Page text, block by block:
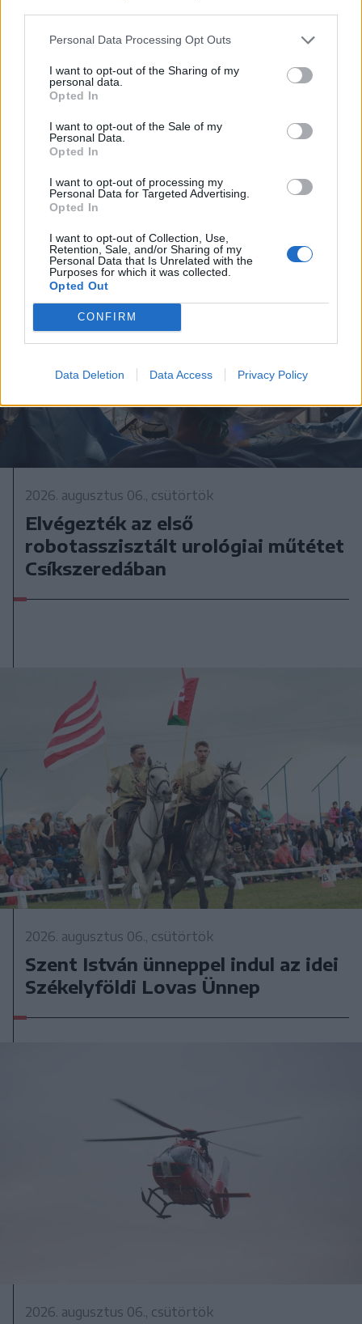
Personal Data Processing Opt Outs
I want to opt-out of the Sharing of my
personal data.
Opted In
I want to opt-out of the Sale of my
Personal Data.
Opted In
I want to opt-out of processing my
Personal Data for Targeted Advertising.
Opted In
I want to opt-out of Collection, Use,
Retention, Sale, and/or Sharing of my
Personal Data that Is Unrelated with the
Purposes for which it was collected.
Opted Out
CONFIRM
Data Deletion Data Access Privacy Policy
Bolojan szerint négy éve a
közlekedési minisztériumnál van
egy projekt, ami a Duna
vízhozamának növelését segítené
elő
2026. augusztus 06., csütörtök
Elvégezték az első
robotasszisztált urológiai műtétet
Csíkszeredában
2026. augusztus 06., csütörtök
Szent István ünneppel indul az idei
Székelyföldi Lovas Ünnep
2026. augusztus 06., csütörtök